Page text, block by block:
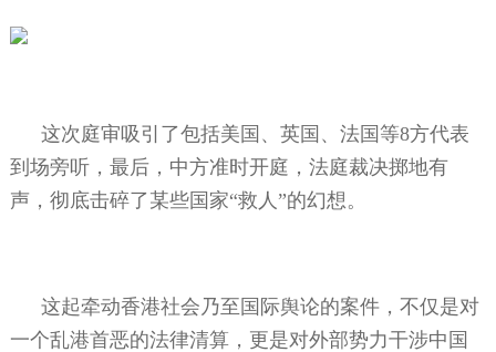
这次庭审吸引了包括美国、英国、法国等8方代表
到场旁听，最后，中方准时开庭，法庭裁决掷地有
声，彻底击碎了某些国家“救人”的幻想。
这起牵动香港社会乃至国际舆论的案件，不仅是对
一个乱港首恶的法律清算，更是对外部势力干涉中国